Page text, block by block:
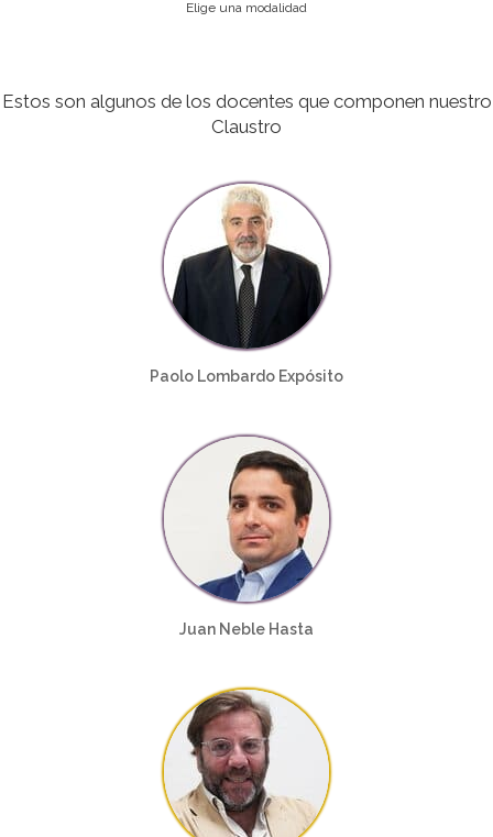
Elige una modalidad
Estos son algunos de los docentes que componen nuestro
Claustro
Paolo Lombardo Expósito
Juan Neble Hasta